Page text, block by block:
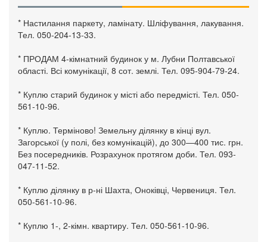
* Настилання паркету, ламінату. Шліфування, лакування.
Тел. 050-204-13-33.
* ПРОДАМ 4-кімнатний будинок у м. Лубни Полтавської
області. Всі комунікації, 8 сот. землі. Тел. 095-904-79-24.
* Куплю старий будинок у місті або передмісті. Тел. 050-
561-10-96.
* Куплю. Терміново! Земельну ділянку в кінці вул.
Загорської (у полі, без комунікацій), до 300—400 тис. грн.
Без посередників. Розрахунок протягом доби. Тел. 093-
047-11-52.
* Куплю ділянку в р-ні Шахта, Оноківці, Червениця. Тел.
050-561-10-96.
* Куплю 1-, 2-кімн. квартиру. Тел. 050-561-10-96.